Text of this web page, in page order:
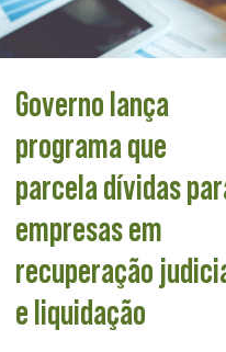
Governo lança
programa que
parcela dívidas
empresas em
recuperação
e liquidação